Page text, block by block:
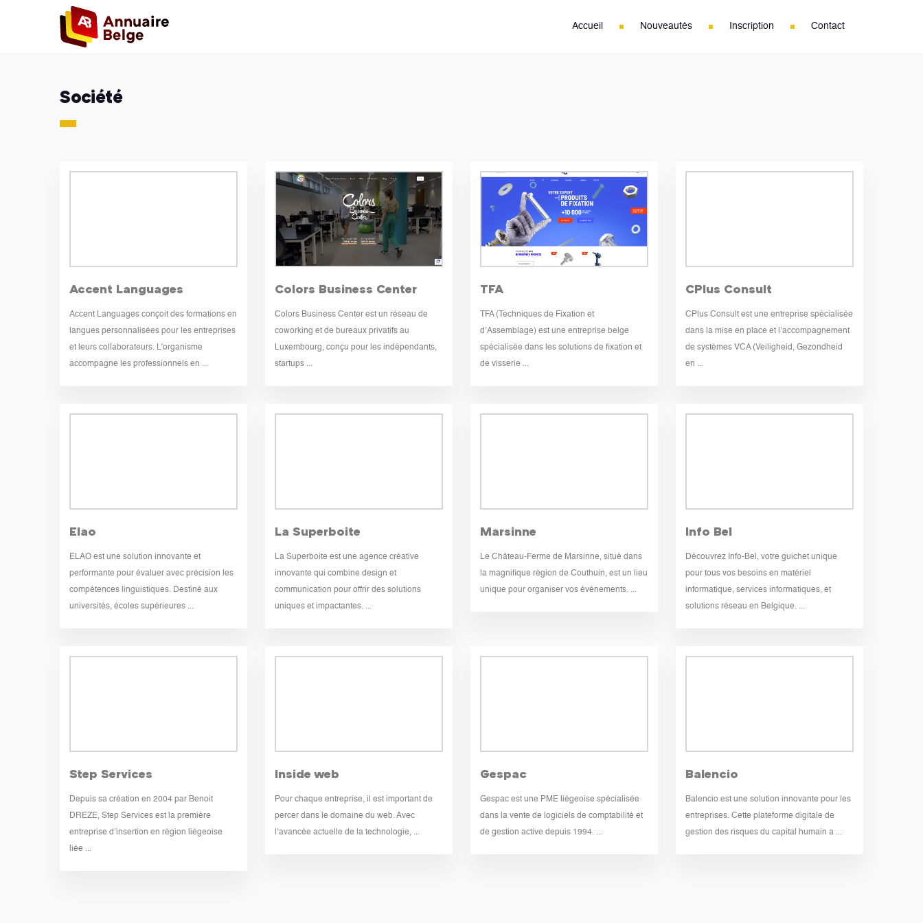
Accueil Nouveautés Inscription Contact
Société
Accent Languages
Accent Languages conçoit des formations en
langues personnalisées pour les entreprises
et leurs collaborateurs. L’organisme
accompagne les professionnels en ...
Colors Business Center
Colors Business Center est un réseau de
coworking et de bureaux privatifs au
Luxembourg, conçu pour les indépendants,
startups ...
TFA
TFA (Techniques de Fixation et
d’Assemblage) est une entreprise belge
spécialisée dans les solutions de fixation et
de visserie ...
CPlus Consult
CPlus Consult est une entreprise spécialisée
dans la mise en place et l’accompagnement
de systèmes VCA (Veiligheid, Gezondheid
en ...
Elao
ELAO est une solution innovante et
performante pour évaluer avec précision les
compétences linguistiques. Destiné aux
universités, écoles supérieures ...
La Superboite
La Superboite est une agence créative
innovante qui combine design et
communication pour offrir des solutions
uniques et impactantes. ...
Marsinne
Le Château-Ferme de Marsinne, situé dans
la magnifique région de Couthuin, est un lieu
unique pour organiser vos événements. ...
Info Bel
Découvrez Info-Bel, votre guichet unique
pour tous vos besoins en matériel
informatique, services informatiques, et
solutions réseau en Belgique. ...
Step Services
Depuis sa création en 2004 par Benoit
DREZE, Step Services est la première
entreprise d’insertion en région liégeoise
liée ...
Inside web
Pour chaque entreprise, il est important de
percer dans le domaine du web. Avec
l’avancée actuelle de la technologie, ...
Gespac
Gespac est une PME liégeoise spécialisée
dans la vente de logiciels de comptabilité et
de gestion active depuis 1994. ...
Balencio
Balencio est une solution innovante pour les
entreprises. Cette plateforme digitale de
gestion des risques du capital humain a ...